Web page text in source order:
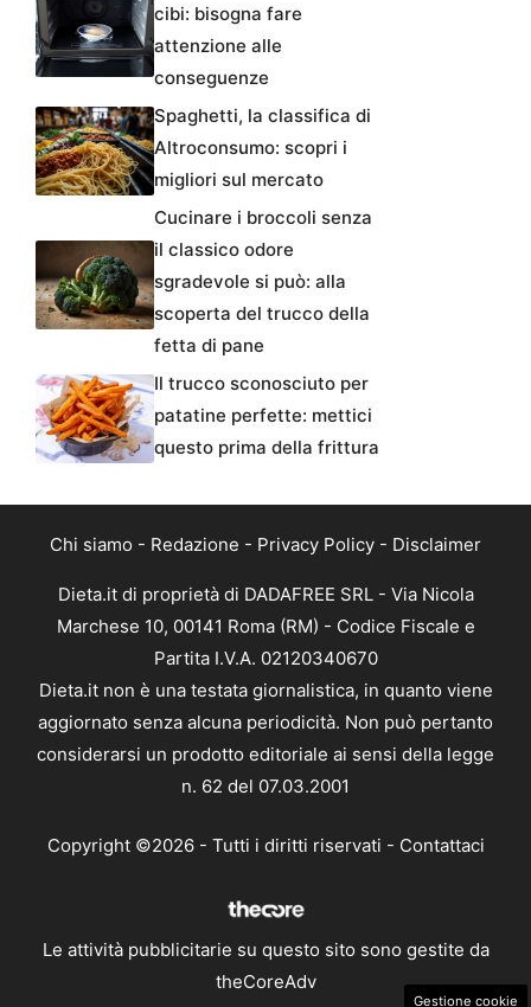
cibi: bisogna fare
attenzione alle
conseguenze
Spaghetti, la classifica di
Altroconsumo: scopri i
migliori sul mercato
Cucinare i broccoli senza
il classico odore
sgradevole si può: alla
scoperta del trucco della
fetta di pane
Il trucco sconosciuto per
patatine perfette: mettici
questo prima della frittura
Chi siamo - Redazione - Privacy Policy - Disclaimer
Dieta.it di proprietà di DADAFREE SRL - Via Nicola
Marchese 10, 00141 Roma (RM) - Codice Fiscale e
Partita I.V.A. 02120340670
Dieta.it non è una testata giornalistica, in quanto viene
aggiornato senza alcuna periodicità. Non può pertanto
considerarsi un prodotto editoriale ai sensi della legge
n. 62 del 07.03.2001
Copyright ©2026 - Tutti i diritti riservati - Contattaci
Le attività pubblicitarie su questo sito sono gestite da
theCoreAdv
Gestione cookie